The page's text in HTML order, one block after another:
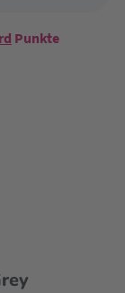
Punkte